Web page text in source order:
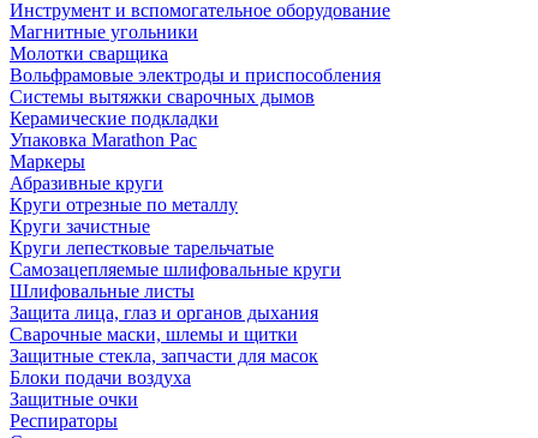
Инструмент и вспомогательное оборудование
Магнитные угольники
Молотки сварщика
Вольфрамовые электроды и приспособления
Системы вытяжки сварочных дымов
Керамические подкладки
Упаковка Marathon Pac
Маркеры
Абразивные круги
Круги отрезные по металлу
Круги зачистные
Круги лепестковые тарельчатые
Самозацепляемые шлифовальные круги
Шлифовальные листы
Защита лица, глаз и органов дыхания
Сварочные маски, шлемы и щитки
Защитные стекла, запчасти для масок
Блоки подачи воздуха
Защитные очки
Респираторы